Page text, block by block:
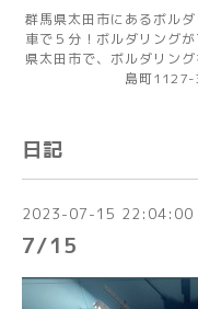
群馬県太田市にあるボル
車で５分！ボルダリング
県太田市で、ボルダリン
島町
日記
2023-07-15 22:04:00
7/15